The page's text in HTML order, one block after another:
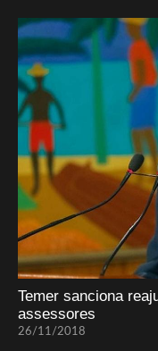
Temer sanciona
assessores
26/11/2018